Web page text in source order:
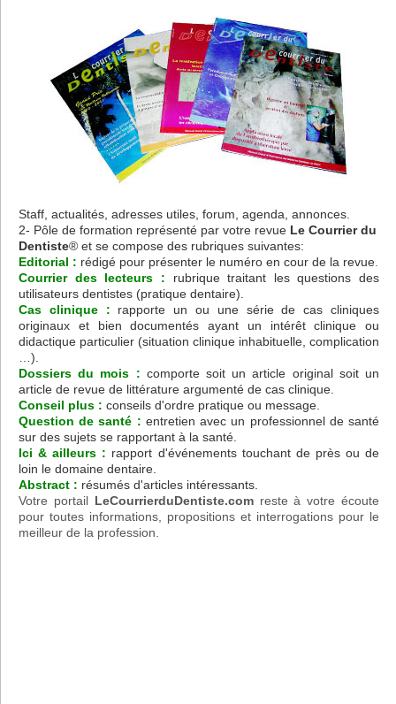
Staff, actualités, adresses utiles, forum, agenda, annonces.
2- Pôle de formation représenté par votre revue Le Courrier du
Dentiste® et se compose des rubriques suivantes:
Editorial : rédigé pour présenter le numéro en cour de la revue
Courrier des lecteurs : rubrique traitant les questions des
utilisateurs dentistes (pratique dentaire).
Cas clinique :
rapporte un ou une série de cas cliniques
originaux et bien documentés ayant un intérêt clinique ou
didactique particulier (situation clinique inhabituelle, complication
…).
Dossiers du mois : comporte soit un article original soit un
article de revue de littérature argumenté de cas clinique.
Conseil plus : conseils d'ordre pratique ou message.
Question de santé : entretien avec un professionnel de santé
sur des sujets se rapportant à la santé.
Ici & ailleurs : rapport d'événements touchant de près ou de
loin le domaine dentaire.
Abstract : résumés d'articles intéressants.
Votre portail LeCourrierduDentiste.comreste à votre écoute
pour toutes informations, propositions et interrogations pour le
meilleur de la profession.